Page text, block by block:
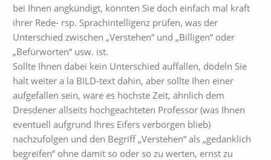
bei Ihnen angkündigt, könnten Sie doch einfach mal kraft
ihrer Rede- rsp. Sprachintelligenz prüfen, was der
Unterschied zwischen „Verstehen“ und „Billigen“ oder
„Befürworten“ usw. ist.
Sollte Ihnen dabei kein Unterschied auffallen, dödeln Sie
halt weiter a la BILD-text dahin, aber sollte Ihen einer
aufgefallen sein, wäre es höchste Zeit, ähnlich dem
Dresdener allseits hochgeachteten Professor (was Ihnen
eventuell aufgrund Ihres Eifers verborgen blieb)
nachzufolgen und den Begriff „Verstehen“ als „gedanklich
begreifen“ ohne damit so oder so zu werten, ernst zu